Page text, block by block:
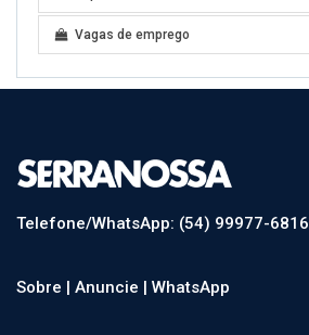
Vagas de emprego
Telefone/WhatsApp: (54) 99977-6816
Sobre | Anuncie | WhatsApp